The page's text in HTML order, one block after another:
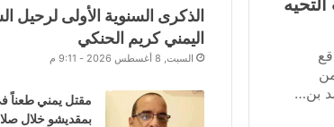
بن…
الذكرى السنوية الأولى لرحيل
اليمني كريم الحنكي
السبت, 8 أغسطس 2026 - 9:11 م
مقتل يمني
بمقديشو خلال